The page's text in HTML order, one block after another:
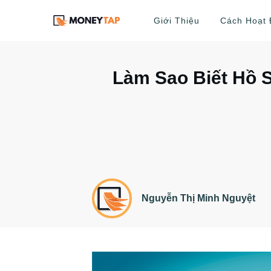
Giới Thiệu Cách Hoạt
Làm Sao Biết Hồ
Nguyễn Thị Minh Nguyệt